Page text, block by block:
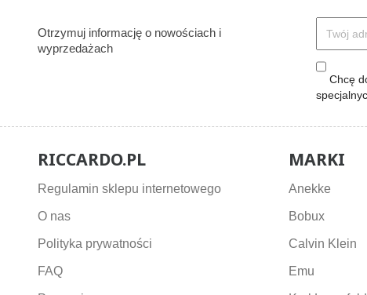
Otrzymuj informację o nowościach i
wyprzedażach
Chcę
RICCARDO.PL
Regulamin sklepu internetowego
O nas
Polityka prywatności
FAQ
MARKI
Anekke
Bobux
Calvin Klein
Emu